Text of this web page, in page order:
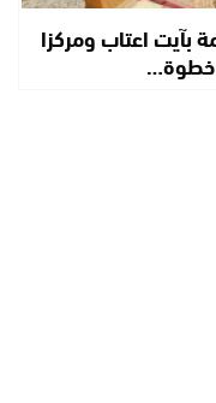
بآيت اعتاب ومركزا
خطوة…